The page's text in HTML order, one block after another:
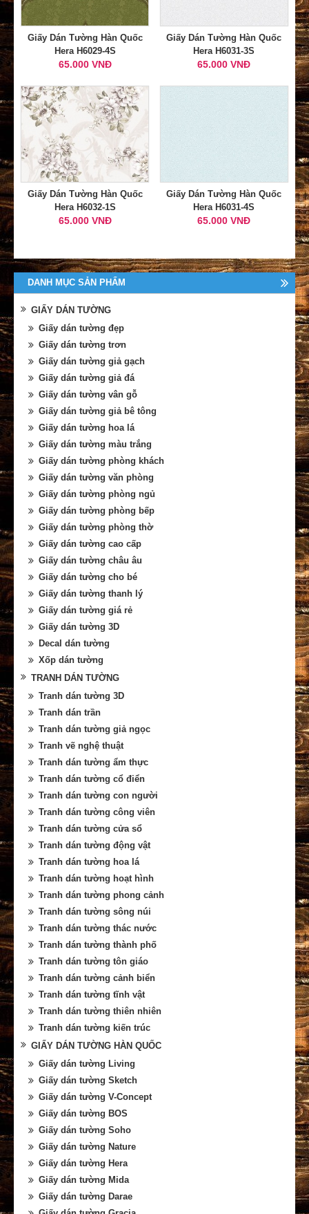
Giấy Dán Tường Hàn Quốc
Hera H6029-4S
65.000 VNĐ
Giấy Dán Tường Hàn Quốc
Hera H6031-3S
65.000 VNĐ
Giấy Dán Tường Hàn Quốc
Hera H6032-1S
65.000 VNĐ
Giấy Dán Tường Hàn Quốc
Hera H6031-4S
65.000 VNĐ
DANH MỤC SẢN PHẨM
GIẤY DÁN TƯỜNG
Giấy dán tường đẹp
Giấy dán tường trơn
Giấy dán tường giả gạch
Giấy dán tường giả đá
Giấy dán tường vân gỗ
Giấy dán tường giả bê tông
Giấy dán tường hoa lá
Giấy dán tường màu trắng
Giấy dán tường phòng khách
Giấy dán tường văn phòng
Giấy dán tường phòng ngủ
Giấy dán tường phòng bếp
Giấy dán tường phòng thờ
Giấy dán tường cao cấp
Giấy dán tường châu âu
Giấy dán tường cho bé
Giấy dán tường thanh lý
Giấy dán tường giá rẻ
Giấy dán tường 3D
Decal dán tường
Xốp dán tường
TRANH DÁN TƯỜNG
Tranh dán tường 3D
Tranh dán trần
Tranh dán tường giả ngọc
Tranh vẽ nghệ thuật
Tranh dán tường ẩm thực
Tranh dán tường cổ điển
Tranh dán tường con người
Tranh dán tường công viên
Tranh dán tường cửa sổ
Tranh dán tường động vật
Tranh dán tường hoa lá
Tranh dán tường hoạt hình
Tranh dán tường phong cảnh
Tranh dán tường sông núi
Tranh dán tường thác nước
Tranh dán tường thành phố
Tranh dán tường tôn giáo
Tranh dán tường cảnh biển
Tranh dán tường tĩnh vật
Tranh dán tường thiên nhiên
Tranh dán tường kiến trúc
GIẤY DÁN TƯỜNG HÀN QUỐC
Giấy dán tường Living
Giấy dán tường Sketch
Giấy dán tường V-Concept
Giấy dán tường BOS
Giấy dán tường Soho
Giấy dán tường Nature
Giấy dán tường Hera
Giấy dán tường Mida
Giấy dán tường Darae